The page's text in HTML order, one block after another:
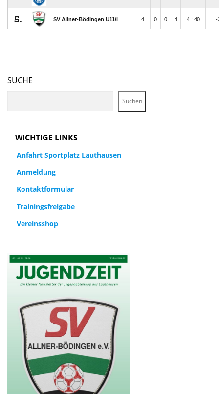
SUCHE
Suchen
WICHTIGE LINKS
Anfahrt Sportplatz Lauthausen
Anmeldung
Kontaktformular
Trainingsfreigabe
Vereinsshop